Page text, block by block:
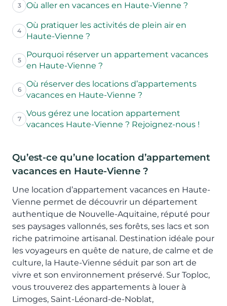
3 Où aller en vacances en Haute-Vienne ?
4
Où pratiquer les activités de plein air en
Haute-Vienne ?
5
Pourquoi réserver un appartement vacances
en Haute-Vienne ?
6
Où réserver des locations d’appartements
vacances en Haute-Vienne ?
7
Vous gérez une location appartement
vacances Haute-Vienne ? Rejoignez-nous !
Qu’est-ce qu’une location d’appartement
vacances en Haute-Vienne ?
Une location d’appartement vacances en Haute-
Vienne permet de découvrir un département
authentique de Nouvelle-Aquitaine, réputé pour
ses paysages vallonnés, ses forêts, ses lacs et son
riche patrimoine artisanal. Destination idéale pour
les voyageurs en quête de nature, de calme et de
culture, la Haute-Vienne séduit par son art de
vivre et son environnement préservé. Sur Toploc,
vous trouverez des appartements à louer à
Limoges, Saint-Léonard-de-Noblat,